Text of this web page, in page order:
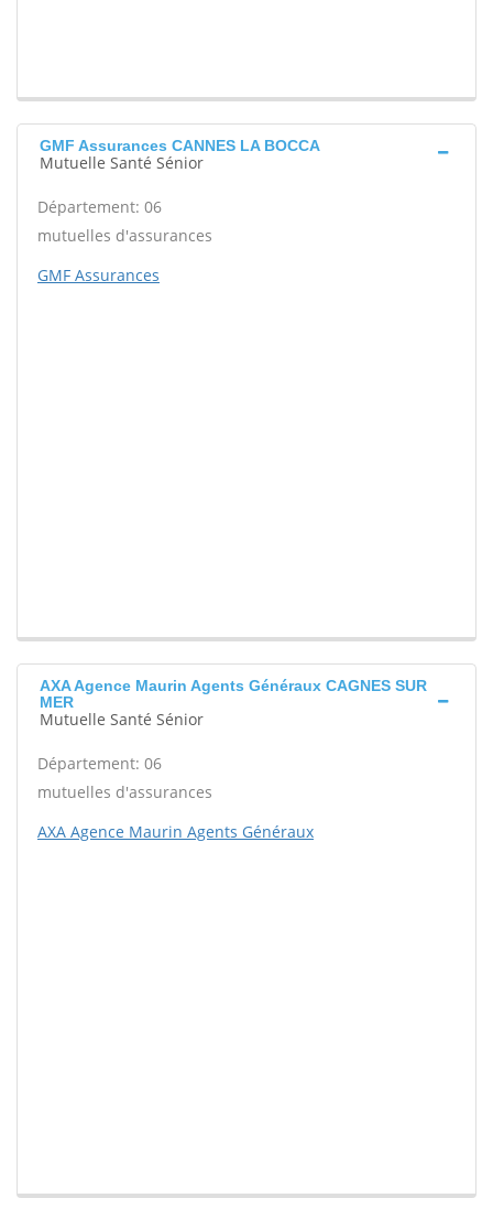
GMF Assurances CANNES LA BOCCA
Mutuelle Santé Sénior
Département: 06
mutuelles d'assurances
GMF Assurances
AXA Agence Maurin Agents Généraux CAGNES SUR
MER
Mutuelle Santé Sénior
Département: 06
mutuelles d'assurances
AXA Agence Maurin Agents Généraux